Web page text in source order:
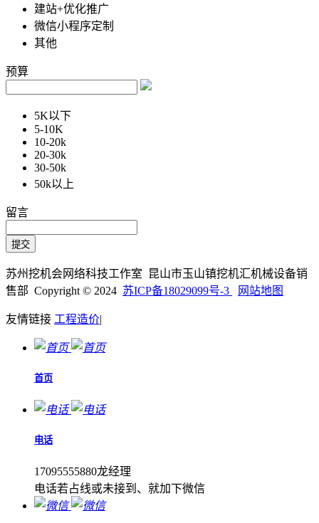
建站+优化推广
微信小程序定制
其他
预算
5K以下
5-10K
10-20k
20-30k
30-50k
50k以上
留言
苏州挖机会网络科技工作室 昆山市玉山镇挖机汇机械设备销
售部 Copyright © 2024 苏ICP备18029099号-3 网站地图
友情链接 工程造价|
首页
电话
17095555880龙经理
电话若占线或未接到、就加下微信